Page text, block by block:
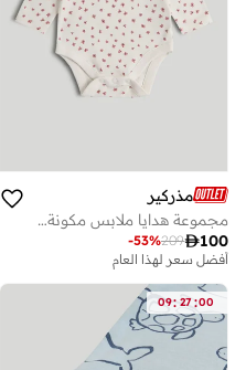
مذركير
مجموعة هدايا ملابس مكونة من ٨ قطع لطفلك الأول
100
209
-53%
أفضل سعر لهذا العام
09: 27:00